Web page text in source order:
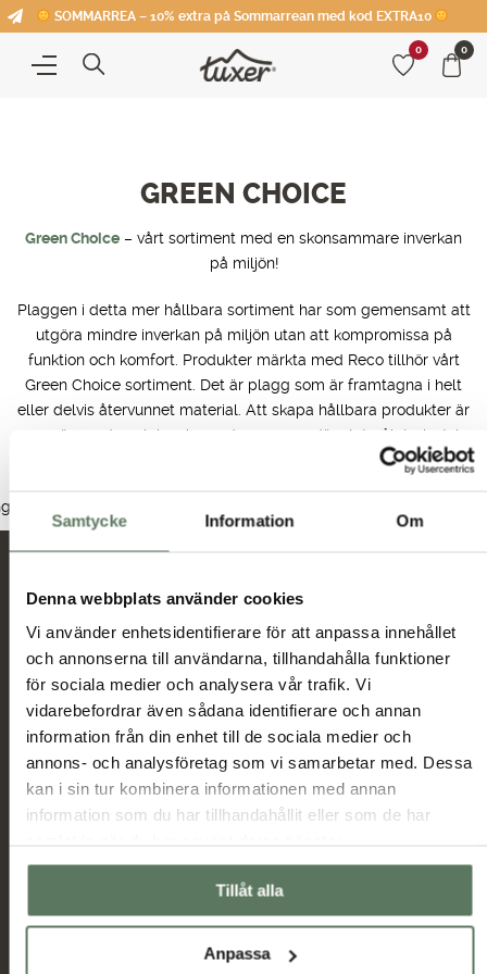
Samtycke Information Om
Denna webbplats använder cookies
Vi använder enhetsidentifierare för att anpassa innehållet
och annonserna till användarna, tillhandahålla funktioner
för sociala medier och analysera vår trafik. Vi
vidarebefordrar även sådana identifierare och annan
information från din enhet till de sociala medier och
annons- och analysföretag som vi samarbetar med. Dessa
kan i sin tur kombinera informationen med annan
information som du har tillhandahållit eller som de har
Tillåt alla
Anpassa
SOMMARREA – 10% extra på Sommarrean med kod EXTRA10
0 0
GREEN CHOICE
Green Choice – vårt sortiment med en skonsammare inverkan
på miljön!
Plaggen i detta mer hållbara sortiment har som gemensamt att
utgöra mindre inverkan på miljön utan att kompromissa på
funktion och komfort. Produkter märkta med Reco tillhör vårt
Green Choice sortiment. Det är plagg som är framtagna i helt
eller delvis återvunnet material. Att skapa hållbara produkter är
en spännande och inspirerande process, där slutmålet givetvis
är att hela Tuxers sortiment ska vara av en grönare karaktär.
produkter hittades som motsvarar ditt val.
Herr
Miljö & hållbarhet
Ambassadörer
Samarbetspartners
Jag har tagit del av hur Tuxer hanterar
uppgifterna som hämtas in via formuläret och jag
godkänner behandlingen enligt
Skicka